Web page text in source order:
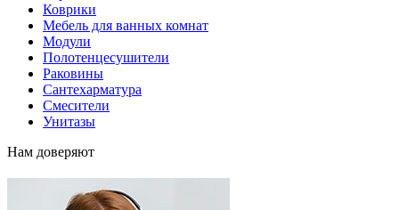
Коврики
Мебель для ванных комнат
Модули
Полотенцесушители
Раковины
Сантехарматура
Смесители
Унитазы
Нам доверяют